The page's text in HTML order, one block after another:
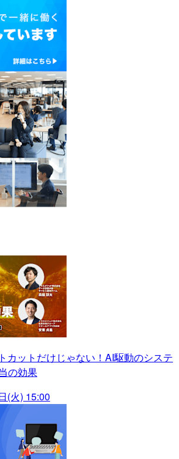
カットだけじゃない！AI駆動のシステ
の効果
(火) 15:00